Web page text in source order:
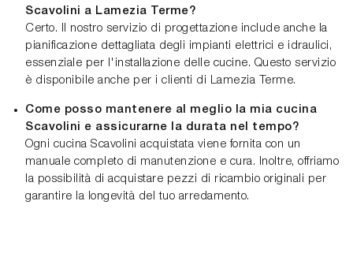
Scavolini a Lamezia Terme?
Certo. Il nostro servizio di progettazione include anche la
pianificazione dettagliata degli impianti elettrici e idraulici,
essenziale per l'installazione delle cucine. Questo servizio
è disponibile anche per i clienti di Lamezia Terme.
Come posso mantenere al meglio la mia cucina
Scavolini e assicurarne la durata nel tempo?
Ogni cucina Scavolini acquistata viene fornita con un
manuale completo di manutenzione e cura. Inoltre, offriamo
la possibilità di acquistare pezzi di ricambio originali per
garantire la longevità del tuo arredamento.